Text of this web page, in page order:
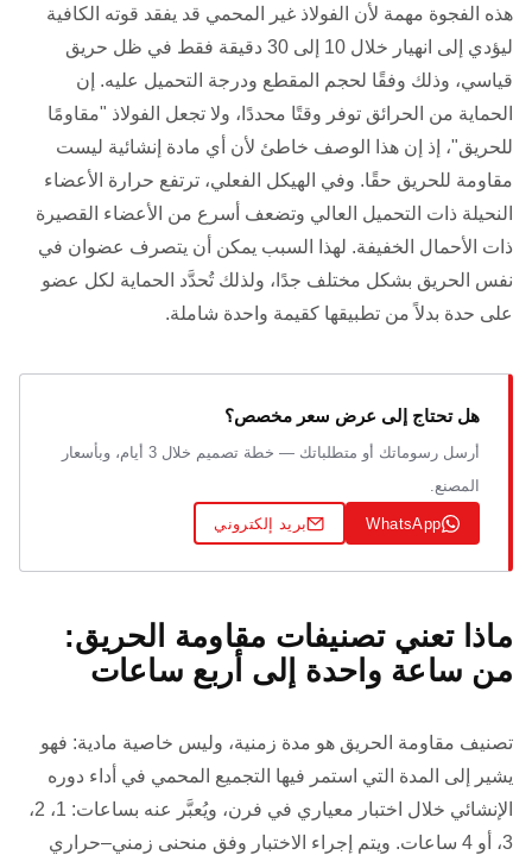
هذه الفجوة مهمة لأن الفولاذ غير المحمي قد يفقد قوته الكافية
ليؤدي إلى انهيار خلال 10 إلى 30 دقيقة فقط في ظل حريق
قياسي، وذلك وفقًا لحجم المقطع ودرجة التحميل عليه. إن
الحماية من الحرائق توفر وقتًا محددًا، ولا تجعل الفولاذ "مقاومًا
للحريق"، إذ إن هذا الوصف خاطئ لأن أي مادة إنشائية ليست
مقاومة للحريق حقًا. وفي الهيكل الفعلي، ترتفع حرارة الأعضاء
النحيلة ذات التحميل العالي وتضعف أسرع من الأعضاء القصيرة
ذات الأحمال الخفيفة. لهذا السبب يمكن أن يتصرف عضوان في
نفس الحريق بشكل مختلف جدًا، ولذلك تُحدَّد الحماية لكل عضو
على حدة بدلاً من تطبيقها كقيمة واحدة شاملة.
هل تحتاج إلى عرض سعر مخصص؟
أرسل رسوماتك أو متطلباتك — خطة تصميم خلال 3 أيام، وبأسعار
المصنع.
WhatsApp بريد إلكتروني
ماذا تعني تصنيفات مقاومة الحريق:
من ساعة واحدة إلى أربع ساعات
تصنيف مقاومة الحريق هو مدة زمنية، وليس خاصية مادية: فهو
يشير إلى المدة التي استمر فيها التجميع المحمي في أداء دوره
الإنشائي خلال اختبار معياري في فرن، ويُعبَّر عنه بساعات: 1، 2،
3، أو 4 ساعات. ويتم إجراء الاختبار وفق منحنى زمني–حراري